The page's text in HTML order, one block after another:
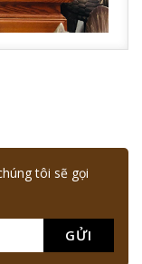
tôi sẽ gọi
GỬI